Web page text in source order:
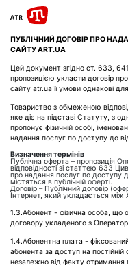
ПУБЛІЧНИЙ ДОГОВІР ПРО
САЙТУART.UA
Цей документ згідно ст. 633,
пропозицією укласти договір
сайту atr.ua її умови однакові
Товариство з обмеженою
яке діє на підставі Статуту, з
пропонує фізичній особі,
надання послуг по доступу до
Визначення термінів
Публічна оферта – пропозиція
відповідності зі статтею 633
про надання послуг по доступу
містяться в публічній оферті.
Договір – Публічний договір
Інтернет, який укладається
1.3.Абонент - фізична особа, що
договору укладеного з
1.4.Абонентна плата -
абонента за доступ на постійній
незалежно від факту отримання